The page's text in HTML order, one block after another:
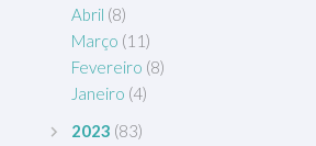
Abril (8)
Março (11)
Fevereiro (8)
Janeiro (4)
2023 (83)